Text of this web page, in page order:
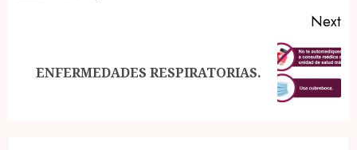
Next
NextENFERMEDADES RESPIRATORIAS.